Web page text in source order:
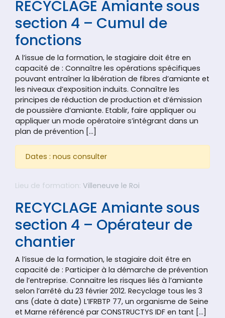
RECYCLAGE Amiante sous
section 4 – Cumul de
fonctions
A l’issue de la formation, le stagiaire doit être en
capacité de : Connaître les opérations spécifiques
pouvant entraîner la libération de fibres d’amiante et
les niveaux d’exposition induits. Connaître les
principes de réduction de production et d’émission
de poussière d’amiante. Etablir, faire appliquer ou
appliquer un mode opératoire s’intégrant dans un
plan de prévention […]
Dates : nous consulter
Lieu de formation: Villeneuve le Roi
RECYCLAGE Amiante sous
section 4 – Opérateur de
chantier
A l’issue de la formation, le stagiaire doit être en
capacité de : Participer à la démarche de prévention
de l’entreprise. Connaitre les risques liés à l’amiante
selon l’arrêté du 23 février 2012. Recyclage tous les 3
ans (date à date) L’IFRBTP 77, un organisme de Seine
et Marne référencé par CONSTRUCTYS IDF en tant […]